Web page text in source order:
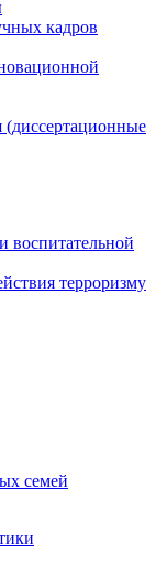
кадров
(диссертационные
воспитательной
терроризму
семей